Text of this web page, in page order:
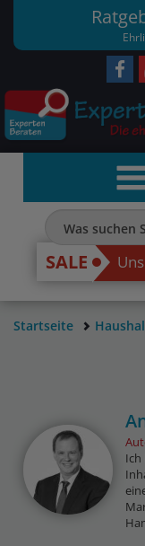
SALE
Startseite
Ich